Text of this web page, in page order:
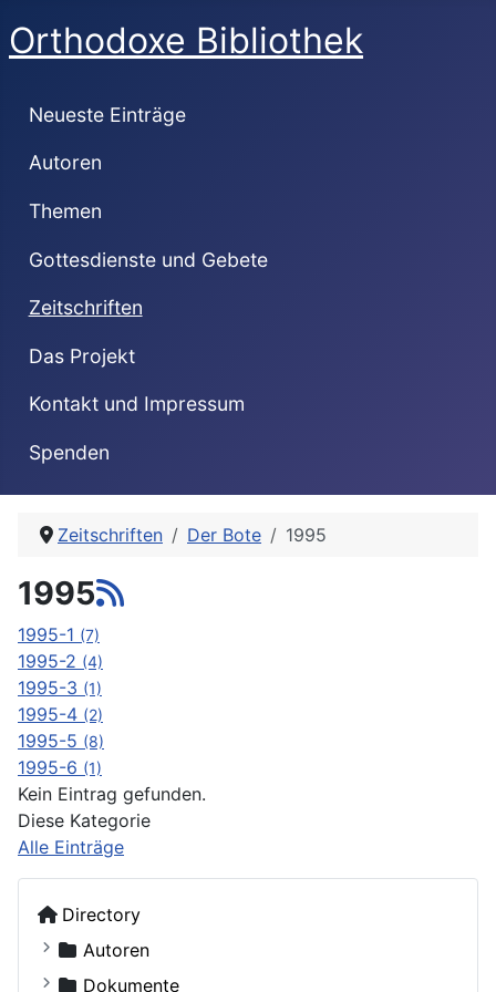
Orthodoxe Bibliothek
Neueste Einträge
Autoren
Themen
Gottesdienste und Gebete
Zeitschriften
Das Projekt
Kontakt und Impressum
Spenden
Directory
Autoren
Kostiuczuk, Jakub, Bischof von Białystok und
Dokumente
Zeitschriften Der Bote 1995
1995
1995-1 (7)
1995-2 (4)
1995-3 (1)
1995-4 (2)
1995-5 (8)
1995-6 (1)
Kein Eintrag gefunden.
Diese Kategorie
Alle Einträge